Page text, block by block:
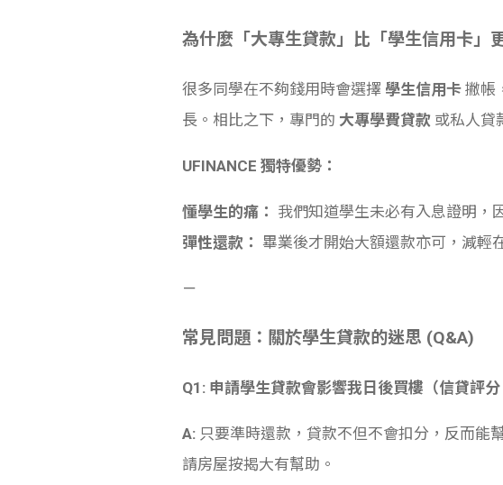
為什麼「大專生貸款」比「學生信用卡」
很多同學在不夠錢用時會選擇 學生信用卡撇帳
長。相比之下，專門的 大專學費貸款或私人貸
UFINANCE 獨特優勢：
懂學生的痛： 我們知道學生未必有入息證明，
彈性還款： 畢業後才開始大額還款亦可，減輕
－
常見問題：關於學生貸款的迷思 (Q&A)
Q1: 申請學生貸款會影響我日後買樓（信貸評分
A:只要準時還款，貸款不但不會扣分，反而能
請房屋按揭大有幫助。